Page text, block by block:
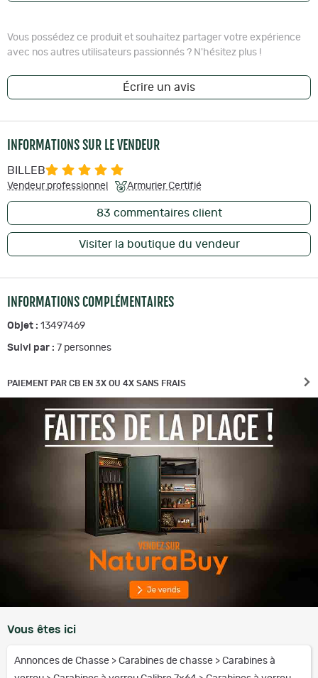
Vous possédez ce produit et souhaitez partager votre expérience
avec nos autres utilisateurs passionnés ? N'hésitez plus !
Écrire un avis
INFORMATIONS SUR LE VENDEUR
BILLEB
Vendeur professionnel Armurier Certifié
83 commentaires client
Visiter la boutique du vendeur
INFORMATIONS COMPLÉMENTAIRES
Objet : 13497469
Suivi par : 7 personnes
PAIEMENT PAR CB EN 3X OU 4X SANS FRAIS
Vous êtes ici
Annonces de Chasse > Carabines de chasse > Carabines à